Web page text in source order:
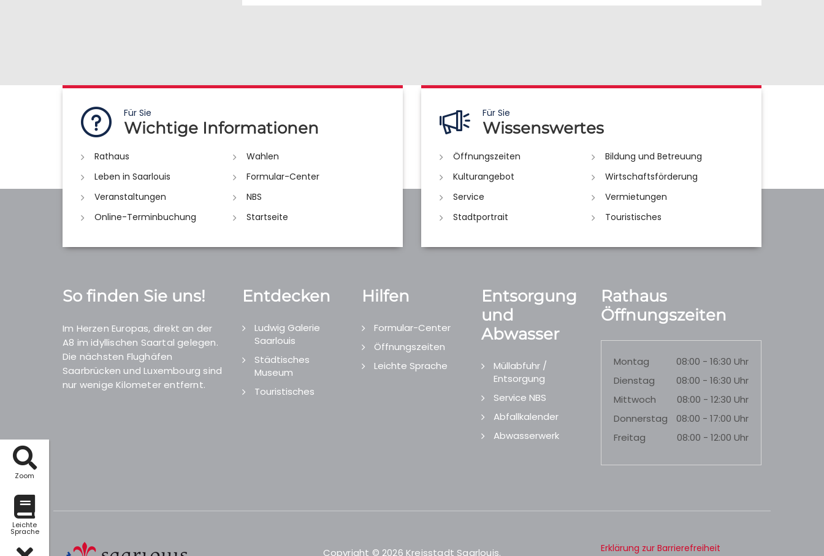
Zoom
Leichte
Sprache
Für Sie
Wichtige Informationen
Rathaus
Wahlen
Leben in Saarlouis
Formular-Center
Veranstaltungen
NBS
Online-Terminbuchung
Startseite
Für Sie
Wissenswertes
Öffnungszeiten
Bildung und Betreuung
Kulturangebot
Wirtschaftsförderung
Service
Vermietungen
Stadtportrait
Touristisches
So finden Sie uns!
Im Herzen Europas, direkt an der
A8 im idyllischen Saartal gelegen.
Die nächsten Flughäfen
Saarbrücken und Luxembourg sind
nur wenige Kilometer entfernt.
Entdecken
Ludwig Galerie
Saarlouis
Städtisches
Museum
Touristisches
Hilfen
Formular-Center
Öffnungszeiten
Leichte Sprache
Entsorgung
und
Abwasser
Müllabfuhr /
Entsorgung
Service NBS
Abfallkalender
Abwasserwerk
Rathaus
Öffnungszeiten
Montag
08:00 - 16:30 Uhr
Dienstag
08:00 - 16:30 Uhr
Mittwoch
08:00 - 12:30 Uhr
Donnerstag
08:00 - 17:00 Uhr
Freitag
08:00 - 12:00 Uhr
Copyright © 2026 Kreisstadt Saarlouis.
Erklärung zur Barrierefreiheit